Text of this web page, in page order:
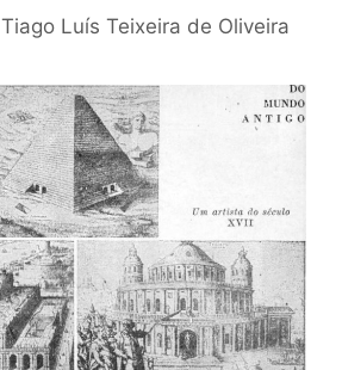
Tiago Luís Teixeira de Oliveira